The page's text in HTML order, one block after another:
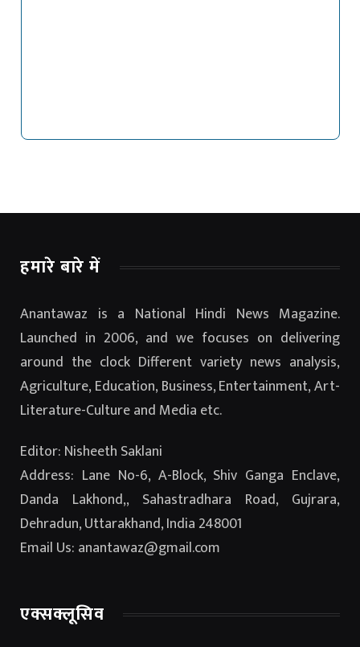
हमारे बारे में
Anantawaz is a National Hindi News Magazine.
Launched in 2006, and we focuses on delivering
around the clock Different variety news analysis,
Agriculture, Education, Business, Entertainment, Art-
Literature-Culture and Media etc.
Editor: Nisheeth Saklani
Address: Lane No-6, A-Block, Shiv Ganga Enclave,
Danda Lakhond,, Sahastradhara Road, Gujrara,
Dehradun, Uttarakhand, India 248001
Email Us: anantawaz@gmail.com
एक्सक्लूसिव